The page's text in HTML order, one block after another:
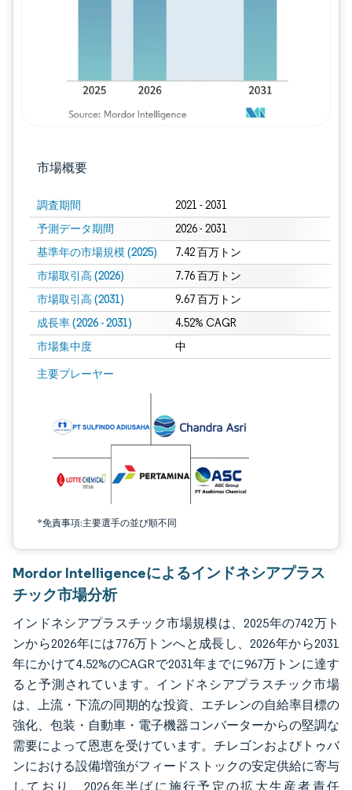
市場概要
調査期間 2021 - 2031
予測データ期間 2026 - 2031
基準年の市場規模 (2025) 7.42 百万トン
市場取引高 (2026) 7.76 百万トン
市場取引高 (2031) 9.67 百万トン
成長率 (2026 - 2031) 4.52% CAGR
市場集中度 中
主要プレーヤー
*免責事項:主要選手の並び順不同
画像 © Mordor Intelligence。再利用にはCC BY 4.0の表示が必要です。
Mordor Intelligenceによるインドネシアプラス
チック市場分析
インドネシアプラスチック市場規模は、2025年の742万ト
ンから2026年には776万トンへと成長し、2026年から2031
年にかけて4.52%のCAGRで2031年までに967万トンに達す
ると予測されています。インドネシアプラスチック市場
は、上流・下流の同期的な投資、エチレンの自給率目標の
強化、包装・自動車・電子機器コンバーターからの堅調な
需要によって恩恵を受けています。チレゴンおよびトゥバ
ンにおける設備増強がフィードストックの安定供給に寄与
しており、2026年半ばに施行予定の拡大生産者責任